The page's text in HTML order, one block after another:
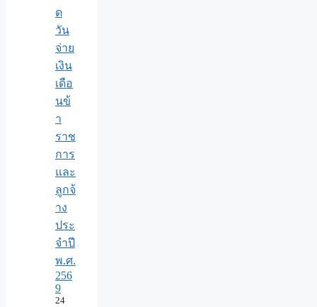
ด
วัน
จ่าย
เงิน
เดือ
นข้
า
ราช
การ
และ
ลูกจ้
าง
ประ
จำปี
พ.ศ.​
256
9
24